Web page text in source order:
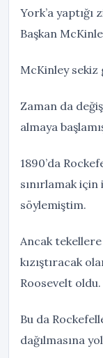
York’a
Başkan
McKinley sekiz
Zaman da
almaya
1890’da
sınırlamak için
söylemiştim.
Ancak
kızıştıracak
Roosevelt oldu.
Bu da
dağılmasına